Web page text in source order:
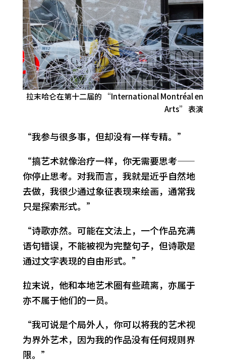
拉末哈仑在第十二届的 “International Montréal en
Arts” 表演
“我参与很多事，但却没有一样专精。”
“搞艺术就像治疗一样，你无需要思考——
你停止思考。对我而言，我就是近乎自然地
去做，我很少通过象征表现来绘画，通常我
只是探索形式。”
“诗歌亦然。可能在文法上，一个作品充满
语句错误，不能被视为完整句子，但诗歌是
通过文字表现的自由形式。”
拉末说，他和本地艺术圈有些疏离，亦属于
亦不属于他们的一员。
“我可说是个局外人，你可以将我的艺术视
为界外艺术，因为我的作品没有任何规则界
限。”